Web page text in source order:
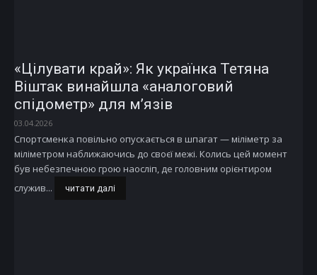
«Цілувати край»: Як українка Тетяна
Віштак винайшла «аналоговий
спідометр» для м’язів
03.04.2026
Спортсменка повільно опускається в шпагат — міліметр за
міліметром наближаючись до своєї межі. Колись цей момент
був небезпечною грою наосліп, де головним орієнтиром
служив...
читати далі